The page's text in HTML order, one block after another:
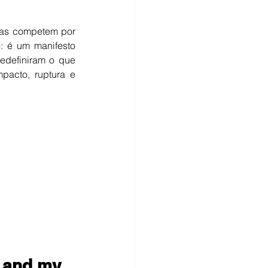
competem por
é um manifesto
o que
ruptura e